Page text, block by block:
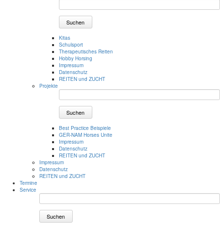
Suchen
Kitas
Schulsport
Therapeutisches Reiten
Hobby Horsing
Impressum
Datenschutz
REITEN und ZUCHT
Projekte
Suchen
Best Practice Beispiele
GER-NAM Horses Unite
Impressum
Datenschutz
REITEN und ZUCHT
Impressum
Datenschutz
REITEN und ZUCHT
Termine
Service
Suchen